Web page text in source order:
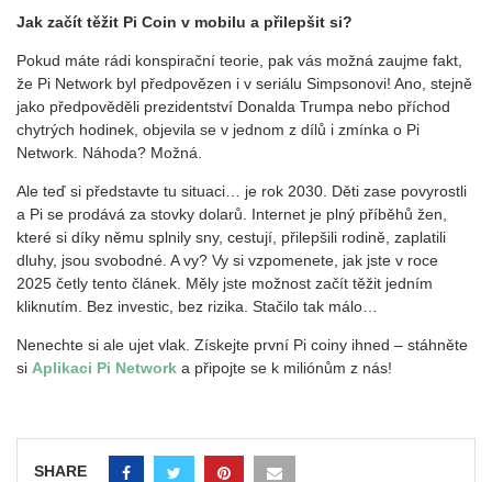
Jak začít těžit Pi Coin v mobilu a přilepšit si?
Pokud máte rádi konspirační teorie, pak vás možná zaujme fakt,
že Pi Network byl předpovězen i v seriálu Simpsonovi! Ano, stejně
jako předpověděli prezidentství Donalda Trumpa nebo příchod
chytrých hodinek, objevila se v jednom z dílů i zmínka o Pi
Network. Náhoda? Možná.
Ale teď si představte tu situaci… je rok 2030. Děti zase povyrostli
a Pi se prodává za stovky dolarů. Internet je plný příběhů žen,
které si díky němu splnily sny, cestují, přilepšili rodině, zaplatili
dluhy, jsou svobodné. A vy? Vy si vzpomenete, jak jste v roce
2025 četly tento článek. Měly jste možnost začít těžit jedním
kliknutím. Bez investic, bez rizika. Stačilo tak málo…
Nenechte si ale ujet vlak. Získejte první Pi coiny ihned – stáhněte
si Aplikaci Pi Network a připojte se k miliónům z nás!
SHARE